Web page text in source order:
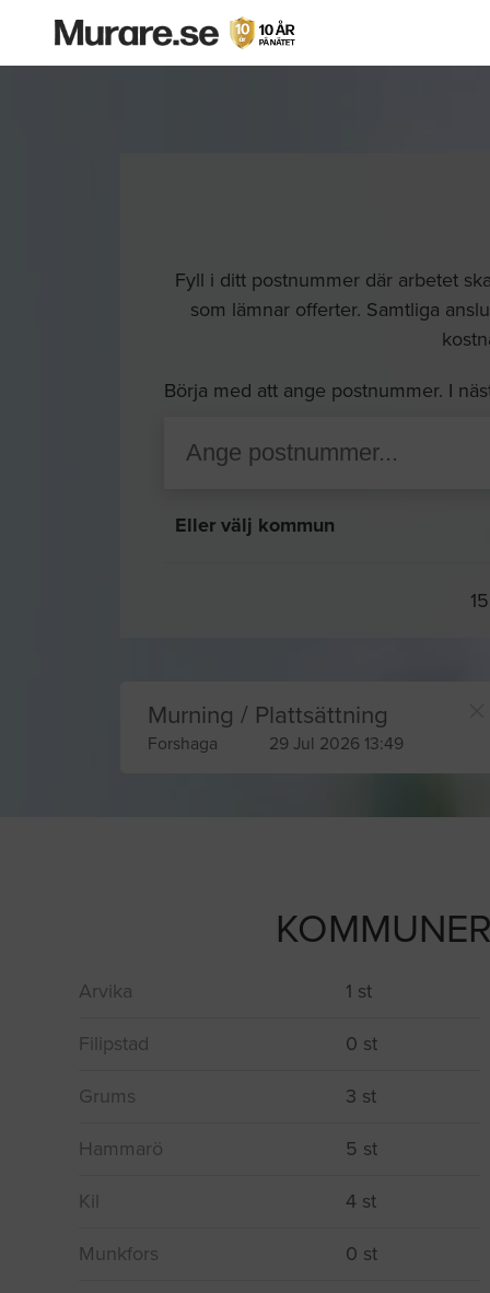
Fyll i ditt postnummer där arbetet
som lämnar offerter. Samtliga
Börja med att ange postnummer. I
Eller välj kommun
Murning / Plattsättning
Forshaga 29 Jul 2026 13:49
Arvika 1 st
Filipstad 0 st
Grums 3 st
Hammarö 5 st
Kil 4 st
Munkfors 0 st